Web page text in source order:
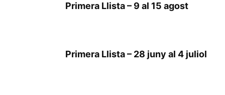
Primera Llista – 9 al 15 agost
Primera Llista – 28 juny al 4 juliol